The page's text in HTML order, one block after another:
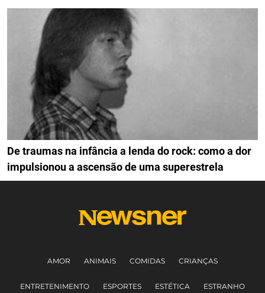
De traumas na infância a lenda do rock: como a dor
impulsionou a ascensão de uma superestrela
AMOR ANIMAIS COMIDAS CRIANÇAS
ENTRETENIMENTO ESPORTES ESTÉTICA ESTRANHO